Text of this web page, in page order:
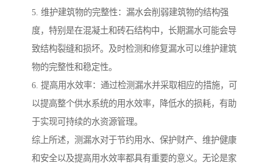
5. 维护建筑物的完整性：漏水会削弱建筑物的结构强
度，特别是在混凝土和砖石结构中，长期漏水可能会导
致结构裂缝和损坏。及时检测和修复漏水可以维护建筑
物的完整性和稳定性。
6. 提高用水效率：通过检测漏水并采取相应的措施，可
以提高整个供水系统的用水效率，降低水的损耗，有助
于实现可持续的水资源管理。
综上所述，测漏水对于节约用水、保护财产、维护健康
和安全以及提高用水效率都具有重要的意义。无论是家